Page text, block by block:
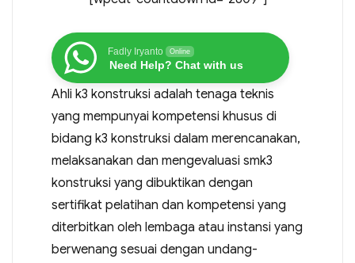
Fadly Iryanto Online
Need Help? Chat with us
Ahli k3 konstruksi adalah tenaga teknis
yang mempunyai kompetensi khusus di
bidang k3 konstruksi dalam merencanakan,
melaksanakan dan mengevaluasi smk3
konstruksi yang dibuktikan dengan
sertifikat pelatihan dan kompetensi yang
diterbitkan oleh lembaga atau instansi yang
berwenang sesuai dengan undang-